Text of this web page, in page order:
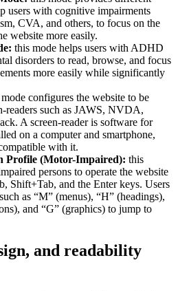
users with cognitive impairments
CVA, and others, to focus on the
website more easily.
this mode helps users with ADHD
disorders to read, browse, and focus
more easily while significantly
configures the website to be
readers such as JAWS, NVDA,
A screen-reader is software for
on a computer and smartphone,
with it.
Profile (Motor-Impaired): this
persons to operate the website
Shift+Tab, and the Enter keys. Users
as “M” (menus), “H” (headings),
and “G” (graphics) to jump to
and readability